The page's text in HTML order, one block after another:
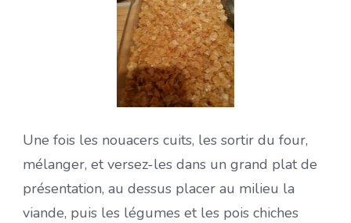
Une fois les nouacers cuits, les sortir du four,
mélanger, et versez-les dans un grand plat de
présentation, au dessus placer au milieu la
viande, puis les légumes et les pois chiches